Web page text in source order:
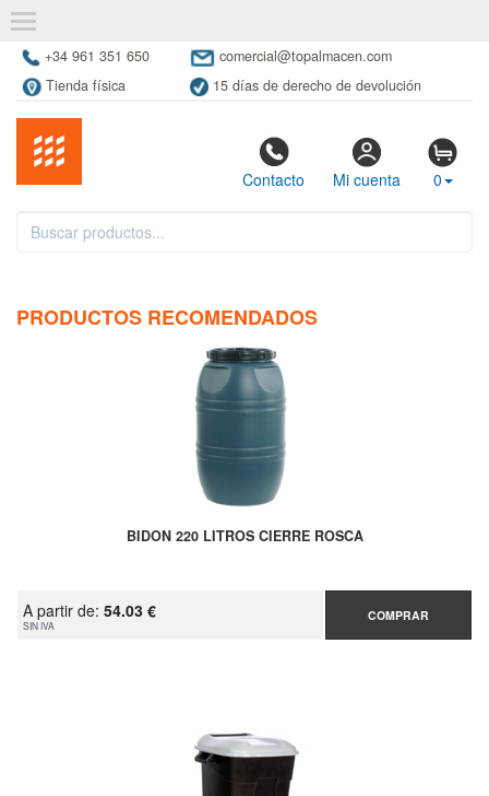
+34 961 351 650
comercial@topalmacen.com
Tienda física
15 días de derecho de devolución
Contacto Mi cuenta 0
PRODUCTOS RECOMENDADOS
BIDON 220 LITROS CIERRE ROSCA
A partir de: 54.03 €
SIN IVA
COMPRAR